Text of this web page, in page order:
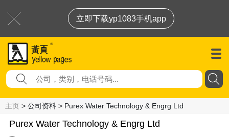
立即下载yp1083手机app
主页 > 公司资料 > Purex Water Technology & Engrg Ltd
Purex Water Technology & Engrg Ltd